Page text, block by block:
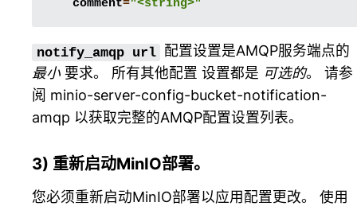
comment="<string>"
notify_amqp url
配置设置是AMQP服务端点的
最小 要求。 所有其他配置 设置都是 可选的。 请参
阅 minio-server-config-bucket-notification-
amqp 以获取完整的AMQP配置设置列表。
3) 重新启动MinIO部署。
您必须重新启动MinIO部署以应用配置更改。 使用